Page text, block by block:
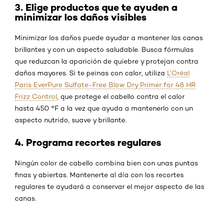
3. Elige productos que te ayuden a
minimizar los daños visibles
Minimizar los daños puede ayudar a mantener las canas
brillantes y con un aspecto saludable. Busca fórmulas
que reduzcan la aparición de quiebre y protejan contra
daños mayores. Si te peinas con calor, utiliza L’Oréal
Paris EverPure Sulfate-Free Blow Dry Primer for 48 HR
Frizz Control , que protege el cabello contra el calor
hasta 450 °F a la vez que ayuda a mantenerlo con un
aspecto nutrido, suave y brillante.
4. Programa recortes regulares
Ningún color de cabello combina bien con unas puntas
finas y abiertas. Mantenerte al día con los recortes
regulares te ayudará a conservar el mejor aspecto de las
canas.